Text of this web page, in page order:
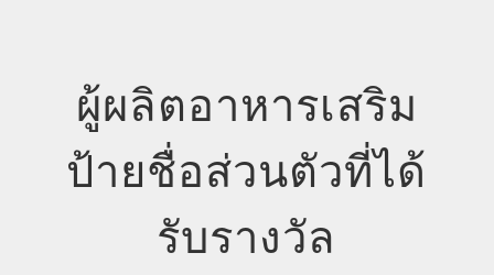
ผู้ผลิตอาหารเสริม
ป้ายชื่อส่วนตัวที่ได้
รับรางวัล